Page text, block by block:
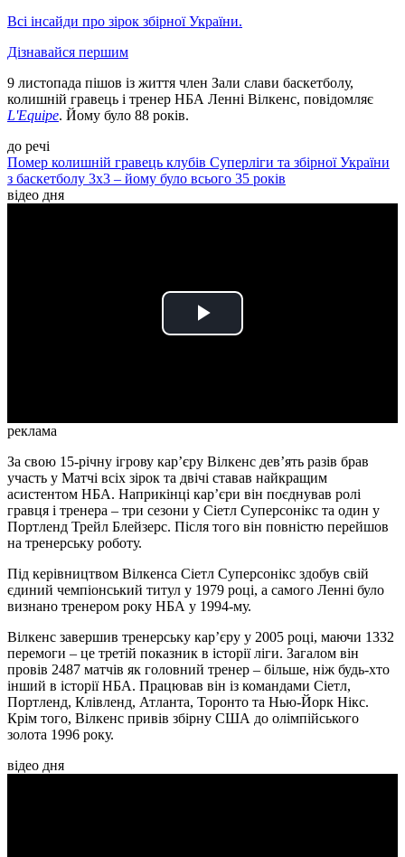
Всі інсайди про зірок збірної України.
Дізнавайся першим
9 листопада пішов із життя член Зали слави баскетболу,
колишній гравець і тренер НБА Ленні Вілкенс, повідомляє
L'Equipe. Йому було 88 років.
до речі
Помер колишній гравець клубів Суперліги та збірної України
з баскетболу 3х3 – йому було всього 35 років
відео дня
Play
реклама
За свою 15-річну ігрову кар’єру Вілкенс дев’ять разів брав
участь у Матчі всіх зірок та двічі ставав найкращим
асистентом НБА. Наприкінці кар’єри він поєднував ролі
гравця і тренера – три сезони у Сіетл Суперсонікс та один у
Портленд Трейл Блейзерс. Після того він повністю перейшов
на тренерську роботу.
Під керівництвом Вілкенса Сіетл Суперсонікс здобув свій
єдиний чемпіонський титул у 1979 році, а самого Ленні було
визнано тренером року НБА у 1994-му.
Вілкенс завершив тренерську кар’єру у 2005 році, маючи 1332
перемоги – це третій показник в історії ліги. Загалом він
провів 2487 матчів як головний тренер – більше, ніж будь-хто
інший в історії НБА. Працював він із командами Сіетл,
Портленд, Клівленд, Атланта, Торонто та Нью-Йорк Нікс.
Крім того, Вілкенс привів збірну США до олімпійського
золота 1996 року.
відео дня